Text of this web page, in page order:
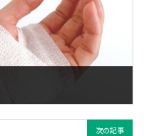
次の記事